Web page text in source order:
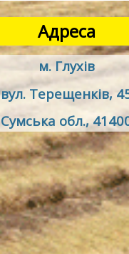
Адреса
м. Глухів
вул. Терещенків,
Сумська обл.,